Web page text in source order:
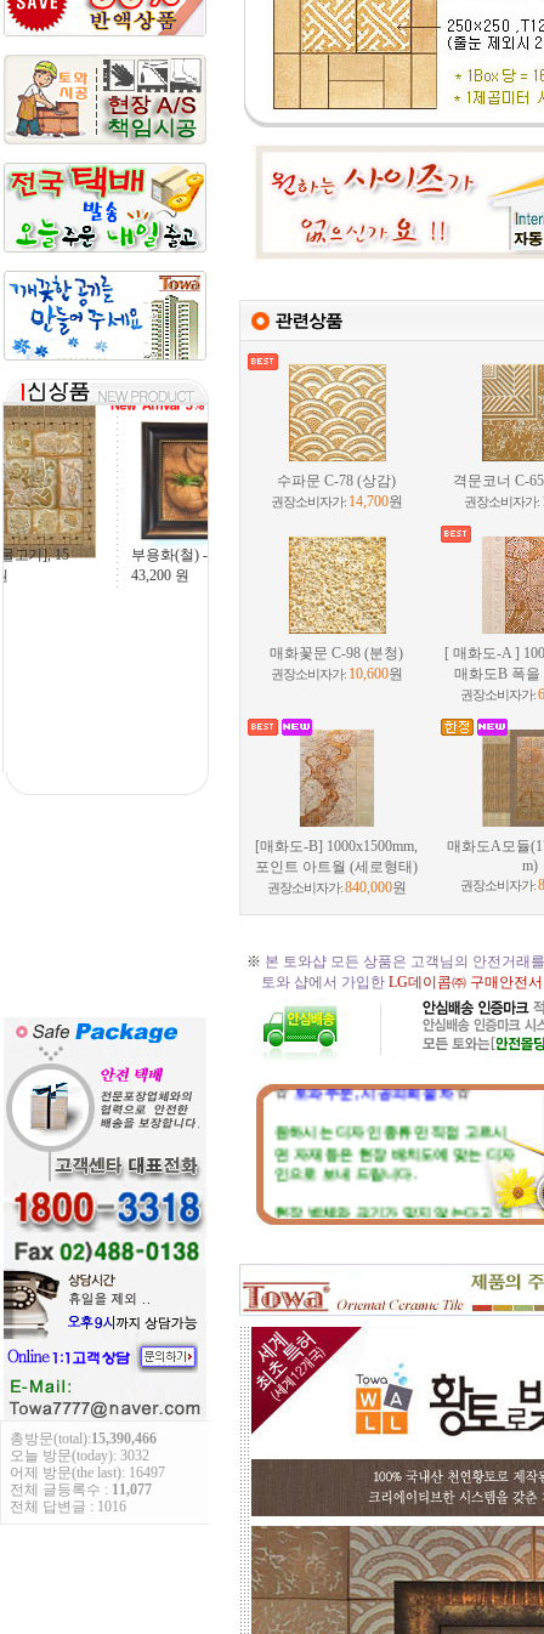
[이중섭- 물고기], 15
756,000
총방문(total):15,390,466
오늘 방문(today): 3032
어제 방문(the last): 16497
전체 글등록수 :11,077
전체 답변글 : 1016
수파문 C-78 (상감)
권장소비자가: 14,700원
격문코너 C-
권장소비자가:
매화꽃문 C-98 (분청)
권장소비자가: 10,600원
[ 매화도-A ]
매화도B 폭을
권장소비자가:
[매화도-B] 1000x1500mm,
포인트 아트월 (세로형태)
권장소비자가:840,000원
매화도A모듈
m)
권장소비자가:
※ 본 토와샵 모든 상품은 고객님의 안전거래
토와 샵에서 가입한 LG데이콤㈜ 구매안전
☆토와 주문, 시공의뢰 절차☆
원하시는 디자인 종류만 직접 고르시
면 자재 등은 현장 배치도에 맞는 디자
인으로 보내 드립니다.
현장 벽체와 크기가 맞지 않는다고 걱
정마세요. 부족하거나 남는부분은 자
토와 분청사기 부조 벽화는 일련
번호가 있으니, 근처에 타일공을 불러
직접 시공하시고, 번거러워 저희 시공
팀에 의뢰하시면, 시공 포함한 세부 견
적도 가능합니다.
☆포인트 벽화는 토아트에서.. ☆
고객님 댁, 벽체 가로세로 크기를 줄자
로 길이를 대략 재어 보시고,
토와의 포인트 컨셉만 골라주시면 최
선의 디자인+견적을 드립니다.
예산에 따라 포인트 벽화부분 즉, 토
아트의 작품크기를 줄이면 저렴하게
도 가능하오니, 거실 아트월 이외에는
토와월과 같은 패턴타일 위주로 디자
인해도 친환경과 기능성 자재의 성능